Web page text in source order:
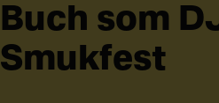
Buch som
Smukfest